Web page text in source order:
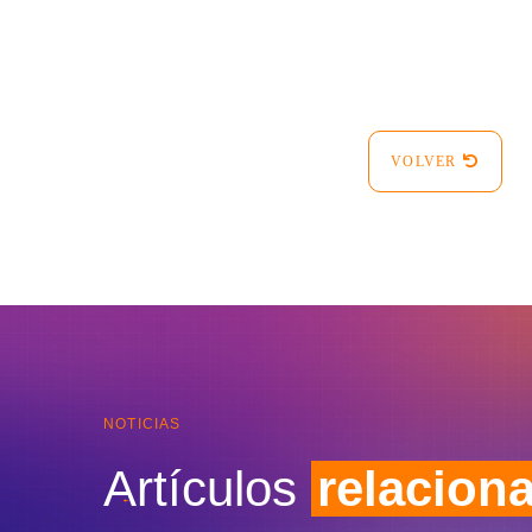
VOLVER
NOTICIAS
Artículos